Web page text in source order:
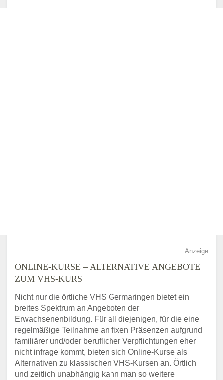
Anzeige
ONLINE-KURSE – ALTERNATIVE ANGEBOTE
ZUM VHS-KURS
Nicht nur die örtliche VHS Germaringen bietet ein
breites Spektrum an Angeboten der
Erwachsenenbildung. Für all diejenigen, für die eine
regelmäßige Teilnahme an fixen Präsenzen aufgrund
familiärer und/oder beruflicher Verpflichtungen eher
nicht infrage kommt, bieten sich Online-Kurse als
Alternativen zu klassischen VHS-Kursen an. Örtlich
und zeitlich unabhängig kann man so weitere